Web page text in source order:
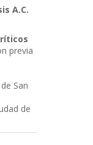
A.C.
previa
San
de